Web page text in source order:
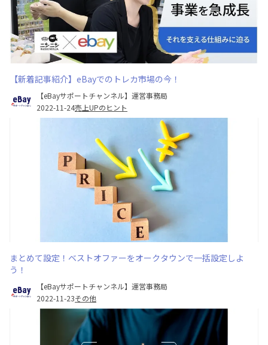
【新着記事紹介】eBayでのトレカ市場の今！
【eBayサポートチャンネル】運営事務局
2022-11-24売上UPのヒント
まとめて設定！ベストオファーをオークタウンで一括設定しよ
う！
【eBayサポートチャンネル】運営事務局
2022-11-23その他